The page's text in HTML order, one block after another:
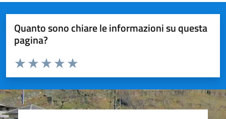
Quanto sono chiare le informazioni su questa
pagina?
Valuta da 1 a 5 stelle la pagina
Valuta 5 stelle su 5
Valuta 4 stelle su 5
Valuta 3 stelle su 5
Valuta 2 stelle su 5
Valuta 1 stelle su 5